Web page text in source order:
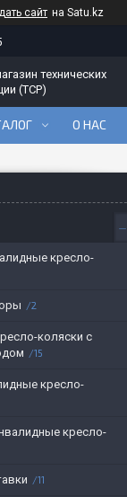
сайт на Satu.kz
технических
(ТСР)
О НАС
кресло-
2
коляски с
15
кресло-
кресло-
11